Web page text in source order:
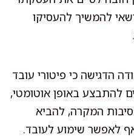
להמשיך להעסיקו
הדגישה כי פיטורי עובד
להתבצע באופן אוטומטי,
המקרה, להביא
לאפשר שימוע לעובד.